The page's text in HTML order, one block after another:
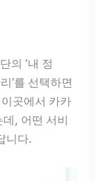
의 ‘내 정
’를 선택하면
곳에서 카카
, 어떤 서비
니다.